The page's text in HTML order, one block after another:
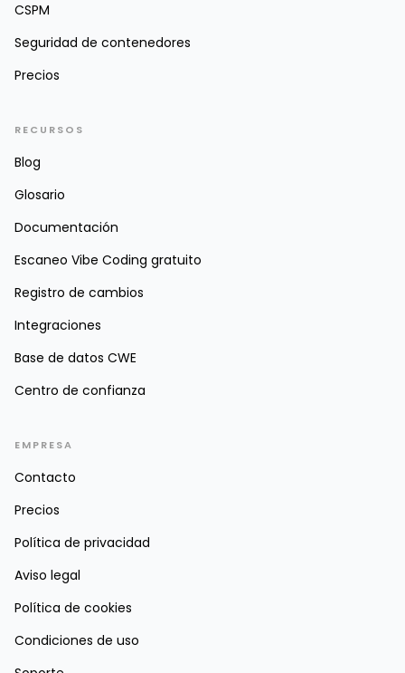
CSPM
Seguridad de contenedores
Precios
RECURSOS
Blog
Glosario
Documentación
Escaneo Vibe Coding gratuito
Registro de cambios
Integraciones
Base de datos CWE
Centro de confianza
EMPRESA
Contacto
Precios
Política de privacidad
Aviso legal
Política de cookies
Condiciones de uso